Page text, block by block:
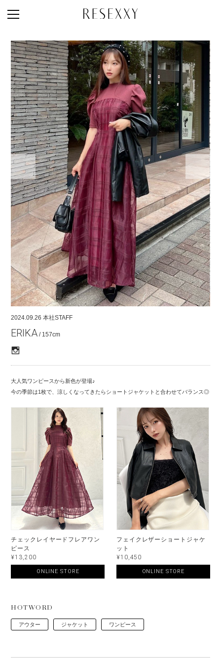
STAFF STYLE
2024.09.26 本社STAFF
ERIKA / 157cm
大人気ワンピースから新色が登場♪
今の季節は1枚で、涼しくなってきたらショートジャケットと合わせてバランス◎
チェックレイヤードフレアワン
ピース
¥13,200
ONLINE STORE
フェイクレザーショートジャケ
ット
¥10,450
ONLINE STORE
HOTWORD
アウター ジャケット ワンピース
NEWS
MAGAZINE
LOOK BOOK
NEW ARRIVAL
RANKING
STYLE PHOTO
ACCOUNT
SHOP LIST
CONCEPT
ONLINE STORE
COMPANY
CONTACT
RECRUIT
FOR BUSINESS PARTNER